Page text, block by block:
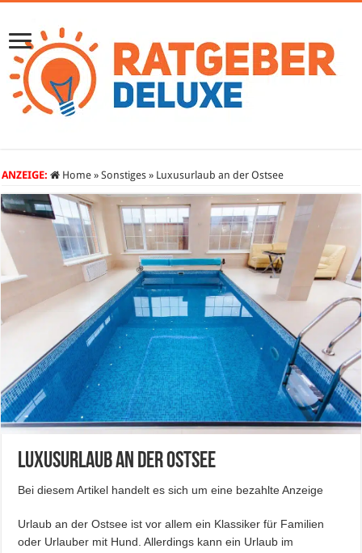
ANZEIGE: Home » Sonstiges » Luxusurlaub an der Ostsee
Luxusurlaub an der Ostsee
Bei diesem Artikel handelt es sich um eine bezahlte Anzeige
Urlaub an der Ostsee ist vor allem ein Klassiker für Familien
oder Urlauber mit Hund. Allerdings kann ein Urlaub im